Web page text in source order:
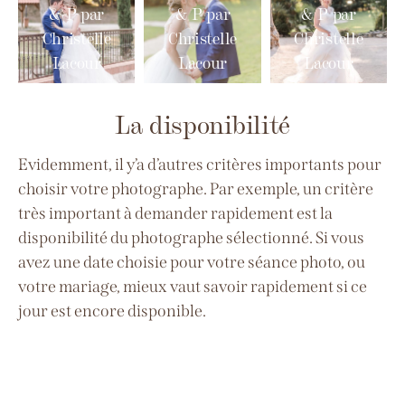
& P par
Christelle
Lacour
& P par
Christelle
Lacour
& P par
Christelle
Lacour
La disponibilité
Evidemment, il y’a d’autres critères importants pour
choisir votre photographe. Par exemple, un critère
très important à demander rapidement est la
disponibilité du photographe sélectionné. Si vous
avez une date choisie pour votre séance photo, ou
votre mariage, mieux vaut savoir rapidement si ce
jour est encore disponible.